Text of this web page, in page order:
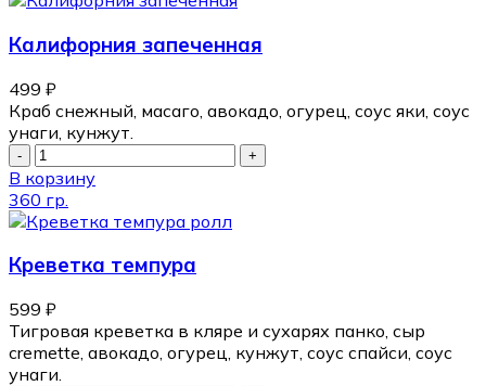
Калифорния запеченная
499 ₽
Краб снежный, масаго, авокадо, огурец, соус яки, соус
унаги, кунжут.
В корзину
360 гр.
Креветка темпура
599 ₽
Тигровая креветка в кляре и сухарях панко, сыр
cremette, авокадо, огурец, кунжут, соус спайси, соус
унаги.